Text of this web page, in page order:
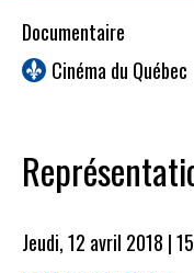
Documentaire
Cinéma du Québec
Jeudi, 12 avril 2018 |